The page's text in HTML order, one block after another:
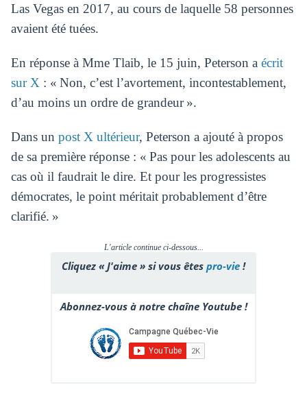
Las Vegas en 2017, au cours de laquelle 58 personnes
avaient été tuées.
En réponse à Mme Tlaib, le 15 juin, Peterson a écrit
sur X : « Non, c’est l’avortement, incontestablement,
d’au moins un ordre de grandeur ».
Dans un post X ultérieur, Peterson a ajouté à propos
de sa première réponse : « Pas pour les adolescents au
cas où il faudrait le dire. Et pour les progressistes
démocrates, le point méritait probablement d’être
clarifié. »
L'article continue ci-dessous...
Cliquez « J'aime » si vous êtes pro-vie !
Abonnez-vous à notre chaîne Youtube !